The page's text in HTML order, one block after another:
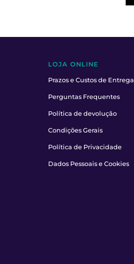
LOJA ONLINE
Prazos e Custos de Entrega
Perguntas Frequentes
Política de devolução
Condições Gerais
Política de Privacidade
Dados Pessoais e Cookies